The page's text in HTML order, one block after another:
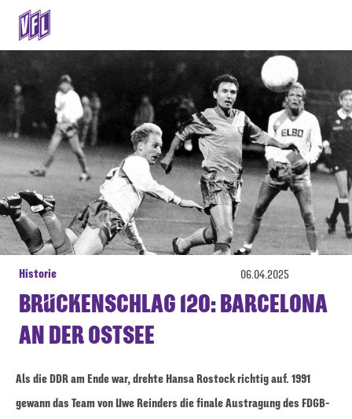
Historie 06.04.2025
BRÜCKENSCHLAG 120: BARCELONA
AN DER OSTSEE
Als die DDR am Ende war, drehte Hansa Rostock richtig auf. 1991
gewann das Team von Uwe Reinders die finale Austragung des FDGB-